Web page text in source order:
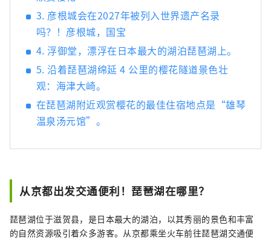
3. 彦根城会在2027年被列入世界遗产名录
吗？！彦根城，国宝
4. 浮御堂，漂浮在日本最大的湖泊琵琶湖上。
5. 沿着琵琶湖绵延 4 公里的樱花隧道景色壮
观：海津大崎。
在琵琶湖附近观赏樱花的最佳住宿地点是“雄琴
温泉汤元馆”。
从京都出发交通便利！琵琶湖在哪里？
琵琶湖位于滋贺县，是日本最大的湖泊，以其秀丽的景色和丰富
的自然资源吸引着众多游客。从京都乘坐火车前往琵琶湖交通便